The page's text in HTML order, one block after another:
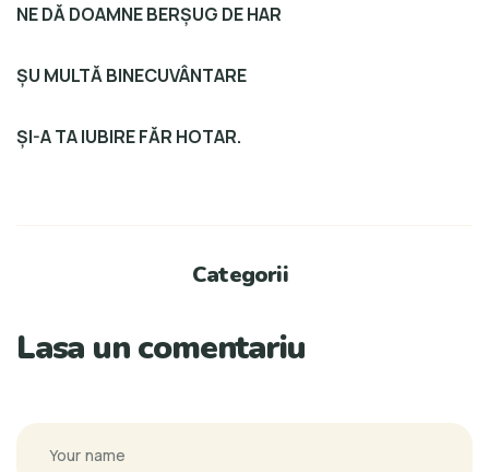
NE DĂ DOAMNE BERȘUG DE HAR
ȘU MULTĂ BINECUVÂNTARE
ȘI-A TA IUBIRE FĂR HOTAR.
Categorii
Lasa un comentariu